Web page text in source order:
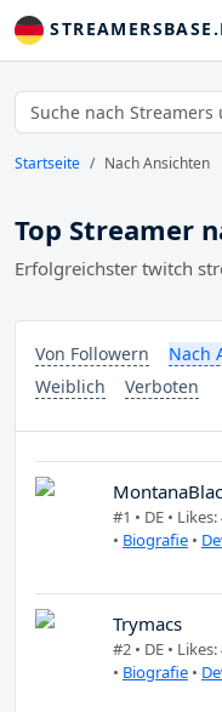
Startseite Nach Ansichten
Top Streamer
Erfolgreichster twitch
Von Followern Nach
Weiblich
Verboten
#1 • DE • Likes:
• Biografie •
Trymacs
#2 • DE • Likes:
• Biografie •